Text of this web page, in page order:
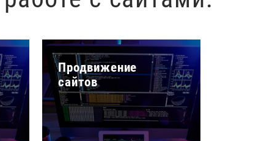
Продвижение
сайтов